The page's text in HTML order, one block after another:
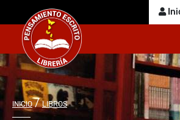
INICIO/LIBROS